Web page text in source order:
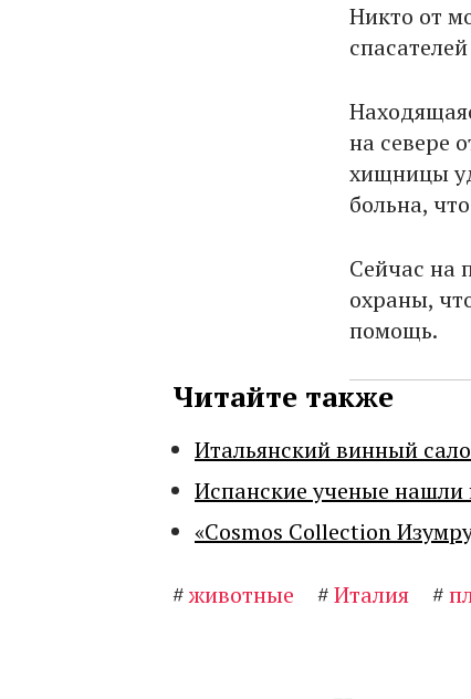
Никто от
на севере
хищницы
больна,
Сейчас на
охраны,
помощь.
Читайте также
Итальянский винный
Испанские ученые
«Cosmos Collection
#животные #Италия #